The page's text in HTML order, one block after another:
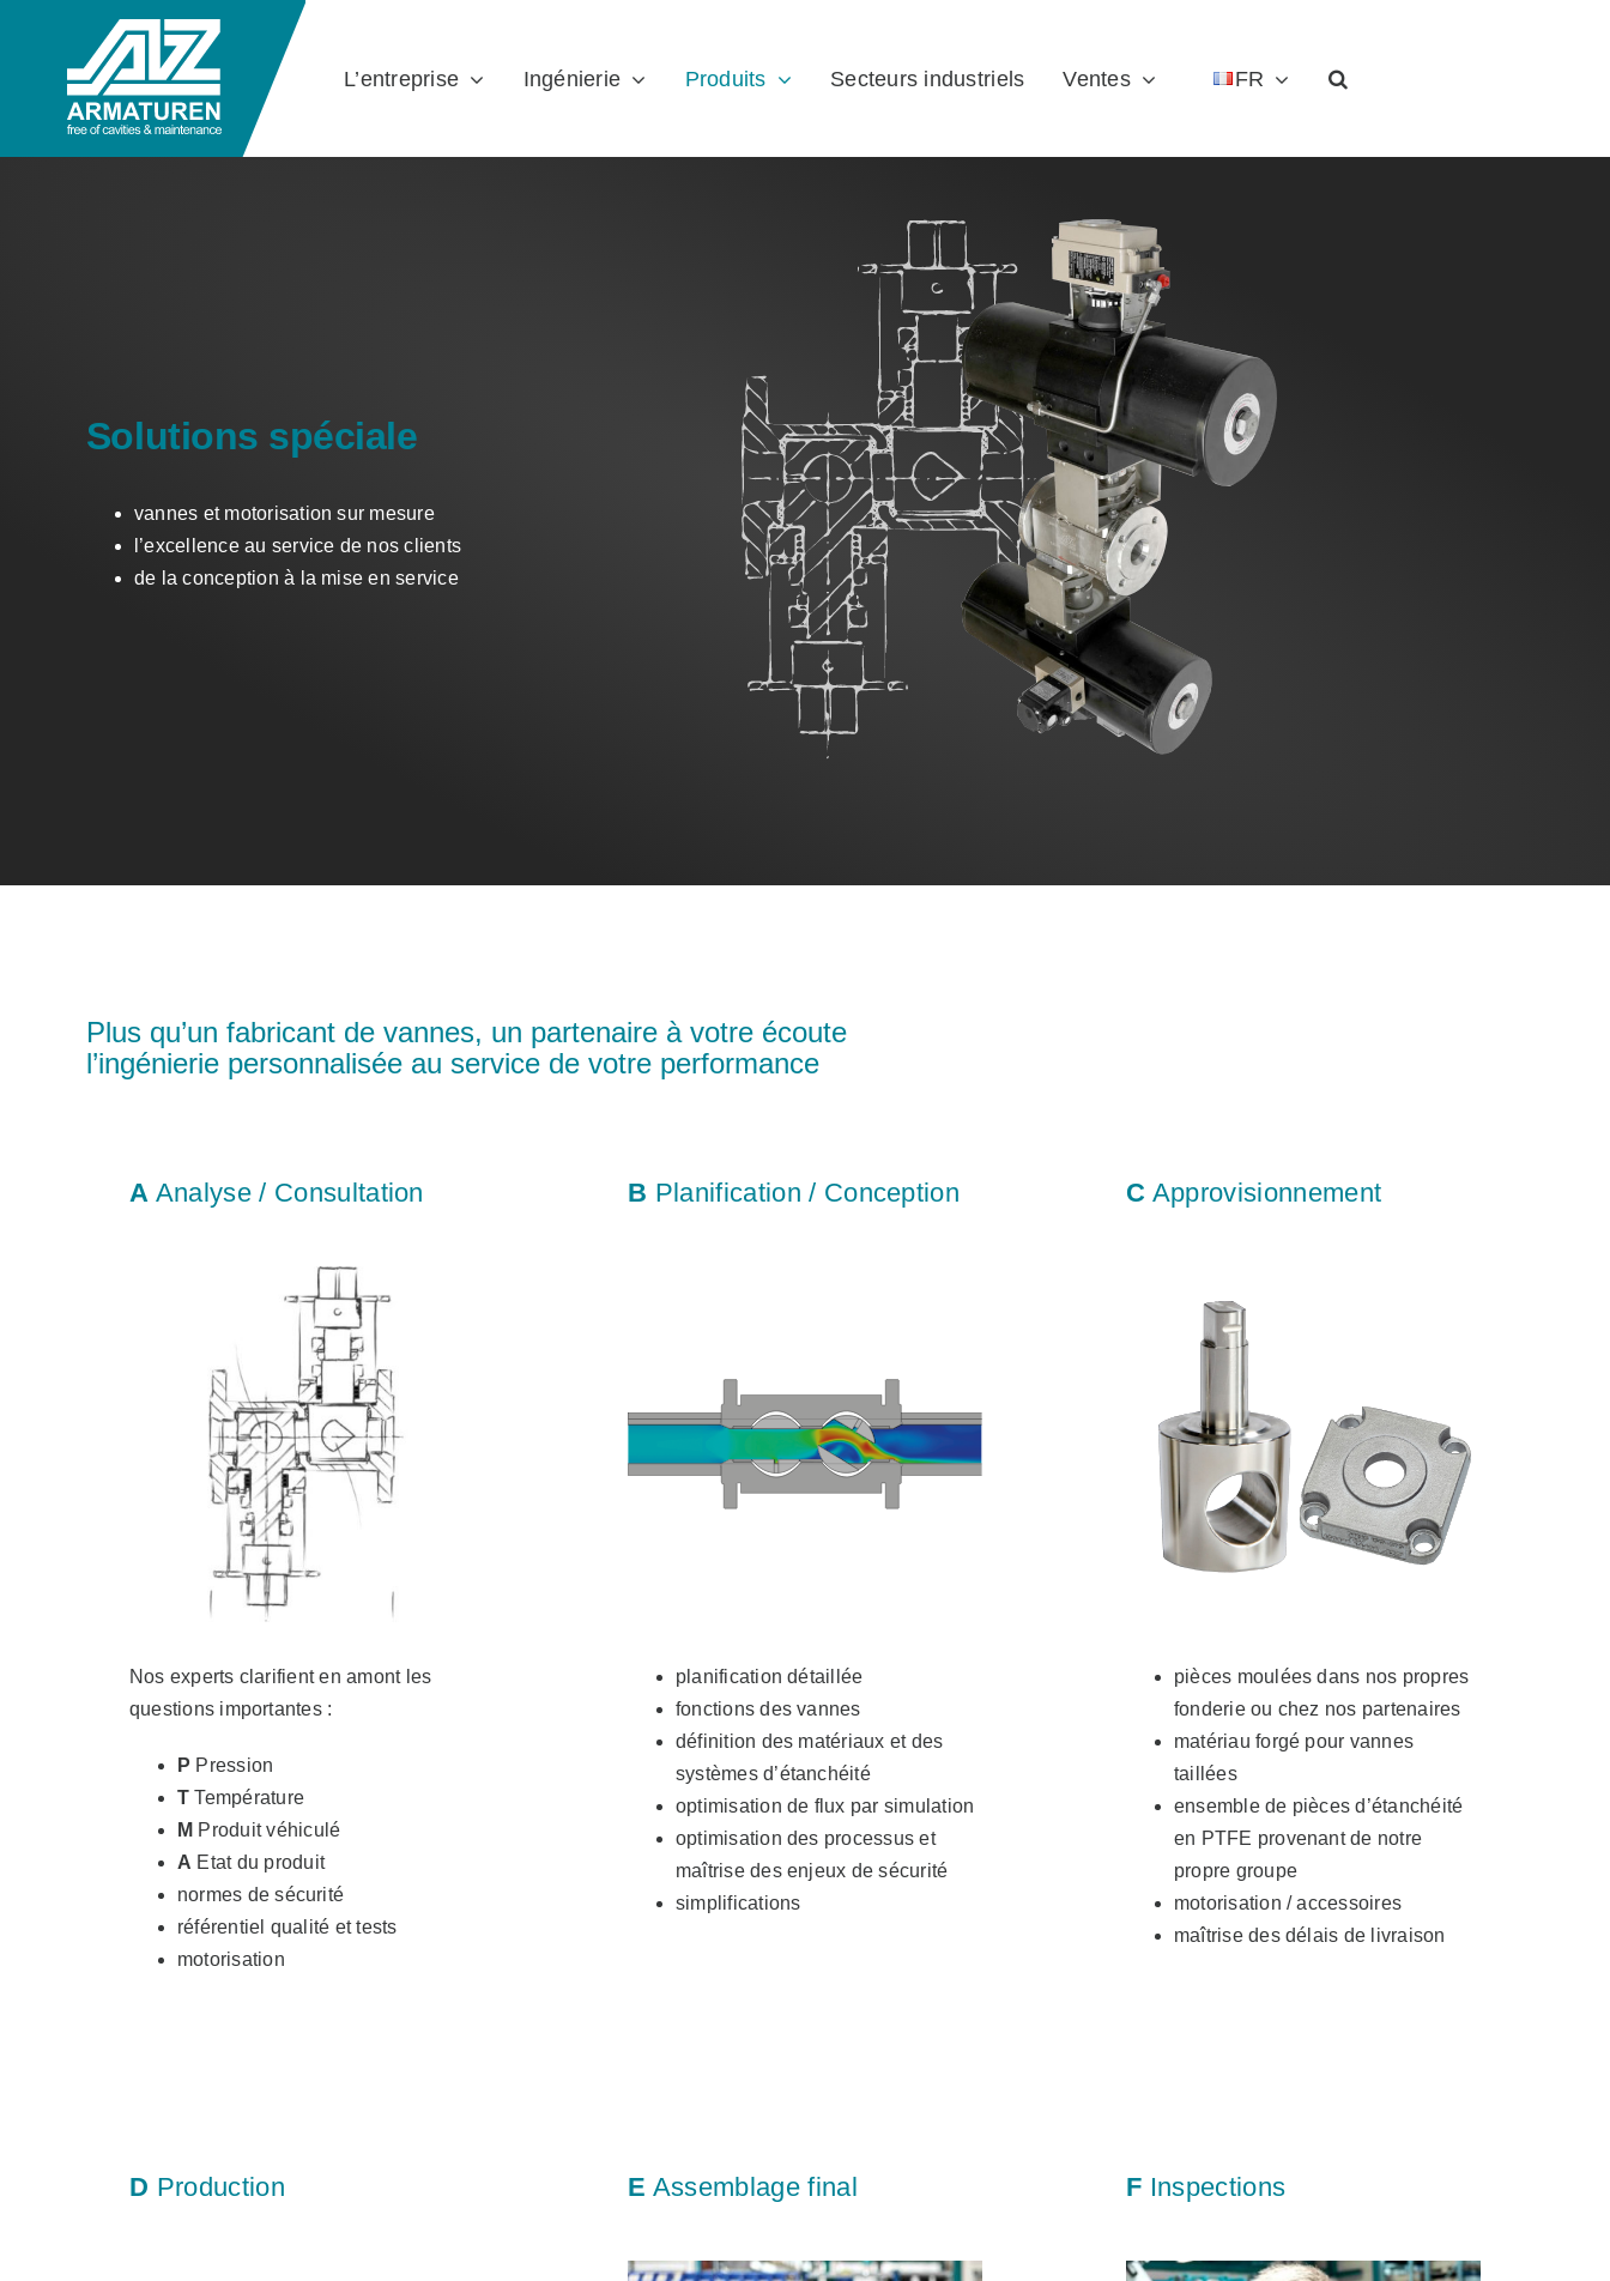
L’entreprise Ingénierie Produits Secteurs industriels Ventes FR
Solutions spéciale
vannes et motorisation sur mesure
l’excellence au service de nos clients
de la conception à la mise en service
Plus qu’un fabricant de vannes, un partenaire à votre écoute
l’ingénierie personnalisée au service de votre performance
A Analyse / Consultation
Nos experts clarifient en amont les
questions importantes :
P Pression
T Température
M Produit véhiculé
A Etat du produit
normes de sécurité
référentiel qualité et tests
motorisation
B Planification / Conception
planification détaillée
fonctions des vannes
définition des matériaux et des
systèmes d’étanchéité
optimisation de flux par simulation
optimisation des processus et
maîtrise des enjeux de sécurité
simplifications
C Approvisionnement
pièces moulées dans nos propres
fonderie ou chez nos partenaires
matériau forgé pour vannes
taillées
ensemble de pièces d’étanchéité
en PTFE provenant de notre
propre groupe
motorisation / accessoires
maîtrise des délais de livraison
D Production E Assemblage final F Inspections